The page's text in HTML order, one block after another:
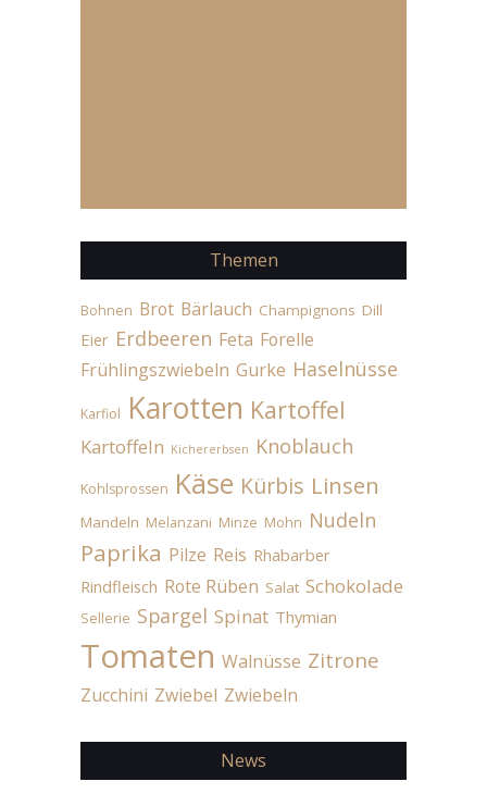
Themen
Bohnen Brot Bärlauch Champignons Dill
Eier Erdbeeren Feta Forelle
Frühlingszwiebeln Gurke Haselnüsse
Karfiol Karotten Kartoffel
Kartoffeln Kichererbsen Knoblauch
Kohlsprossen Käse Kürbis Linsen
Mandeln Melanzani Minze Mohn Nudeln
Paprika Pilze Reis Rhabarber
Rindfleisch Rote Rüben Salat Schokolade
Sellerie Spargel Spinat Thymian
Tomaten Walnüsse Zitrone
Zucchini Zwiebel Zwiebeln
News